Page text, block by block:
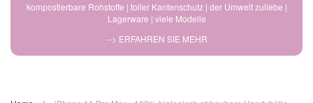
kompostierbare Rohstoffe | toller Kantenschutz | der Umwelt zuliebe |
Lagerware | viele Modelle
--> ERFAHREN SIE MEHR